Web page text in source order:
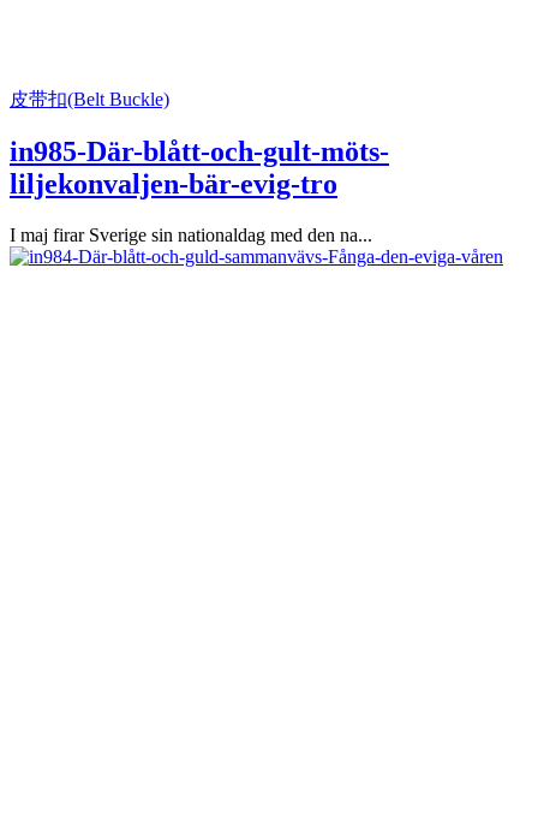
皮带扣(Belt Buckle)
in985-Där-blått-och-gult-möts-
liljekonvaljen-bär-evig-tro
I maj firar Sverige sin nationaldag med den na...